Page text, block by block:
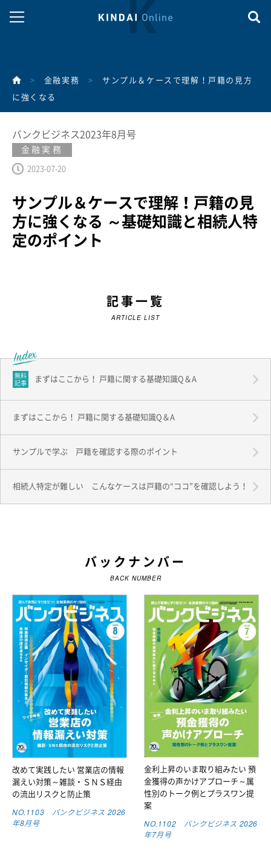
> 金融実務 > サンプル＆ケースで理解！戸籍の見方
に強くなる
バンクビジネス2023年8月号
金融実務
2023-07-20
サンプル＆ケースで理解！戸籍の見
方に強くなる ～基礎知識と相続人特
定のポイント
記事一覧
ARTICLE LIST
無料
記事
まずはここから！ 戸籍に関する基礎知識Q＆A
まずはここから！ 戸籍に関する基礎知識Q＆A
サンプルで学ぶ 戸籍を確認する際のポイント
相続人特定が難しい こんなケースは戸籍の“ココ”を確認しよう！
バックナンバー
BACK NUMBER
改めて実践したい 営業店の情報
漏えい対策～雑談・ＳＮＳ経由
の流出リスクと防止策
NO.1103 バンクビジネス 2026
年8月号
金利上昇のいま取り組みたい 預
金獲得の声かけアプローチ～属
性別のトーク例とプラスワン提
案
NO.1102 バンクビジネス 2026
年7月号